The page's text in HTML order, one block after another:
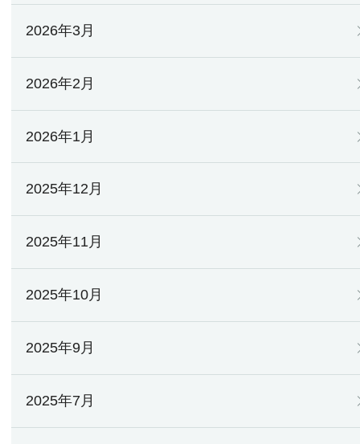
2026年3月
2026年2月
2026年1月
2025年12月
2025年11月
2025年10月
2025年9月
2025年7月